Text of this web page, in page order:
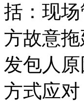
括：现
方故意
发包人
方式应